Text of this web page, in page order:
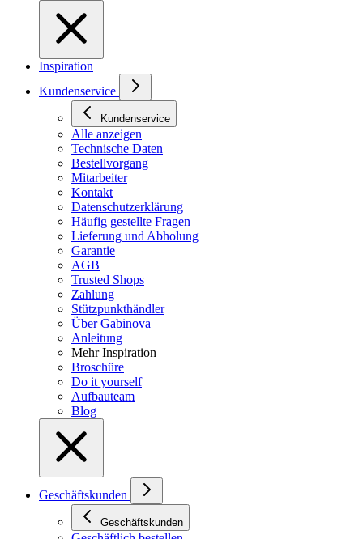
Inspiration
Kundenservice
Kundenservice
Alle anzeigen
Technische Daten
Bestellvorgang
Mitarbeiter
Kontakt
Datenschutzerklärung
Häufig gestellte Fragen
Lieferung und Abholung
Garantie
AGB
Trusted Shops
Zahlung
Stützpunkthändler
Über Gabinova
Anleitung
Mehr Inspiration
Broschüre
Do it yourself
Aufbauteam
Blog
Geschäftskunden
Geschäftskunden